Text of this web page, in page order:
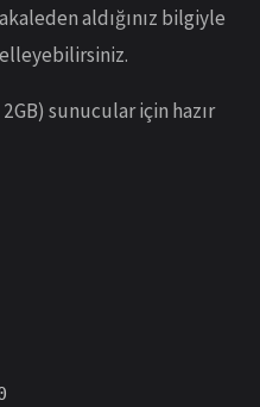
aldığınız bilgiyle
sunucular için hazır